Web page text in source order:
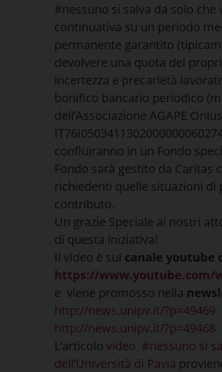
#nessuno si salva da solo che
continuativa su un periodo
permanente garantito
devolvere una quota del
incertezza e precarietà
bonifico bancario periodico
dell’Associazione AGAPE
confluiranno in un Fondo
Fondo sarà gestito da
richiedenti quelle situazioni di
contributo.
Un grazie Speciale ai nostri
di questa iniziativa!
Il video è sul canale youtube
https://www.youtube.com/
e viene promosso nella
http://news.unipv.it/?p=49469
http://news.unipv.it/?p=49468
L’articolo video #nessuno si
dell’Università di Pavia